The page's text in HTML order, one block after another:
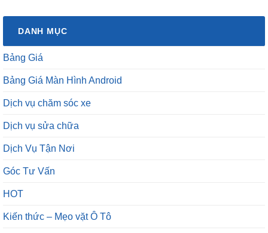
DANH MỤC
Bảng Giá
Bảng Giá Màn Hình Android
Dịch vụ chăm sóc xe
Dịch vụ sửa chữa
Dịch Vụ Tận Nơi
Góc Tư Vấn
HOT
Kiến thức – Mẹo vặt Ô Tô